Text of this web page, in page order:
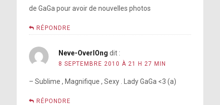
de GaGa pour avoir de nouvelles photos
RÉPONDRE
Neve-OverlOng dit :
8 SEPTEMBRE 2010 À 21 H 27 MIN
– Sublime , Magnifique , Sexy . Lady GaGa <3 (a)
RÉPONDRE